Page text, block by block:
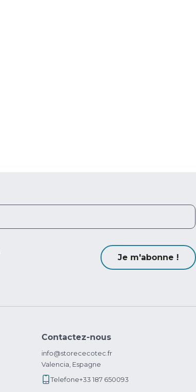
Je m'abonne !
Contactez-nous
info@storececotec.fr
Valencia, Espagne
Telefone+33 187 650093